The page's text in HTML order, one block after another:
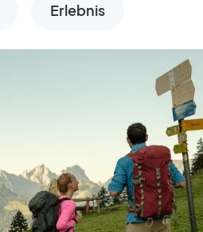
Erlebnis